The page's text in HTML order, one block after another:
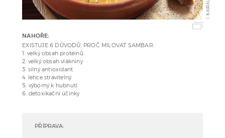
©
NAHOŘE:
EXISTUJE 6 DŮVODŮ, PROČ MILOVAT SAMBAR:
1. velký obsah proteinů
2. velký obsah vlákniny
3. silný antioxidant
4. lehce stravitelný
5. výborný k hubnutí
6. detoxikační účinky
PŘÍPRAVA: